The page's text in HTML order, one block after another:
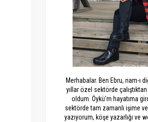
Merhabalar. Ben Ebru, nam-ı
yıllar özel sektörde
oldum. Öykü'm hayatıma
sektörde tam zamanlı işime
yazıyorum, köşe yazarlığı ve